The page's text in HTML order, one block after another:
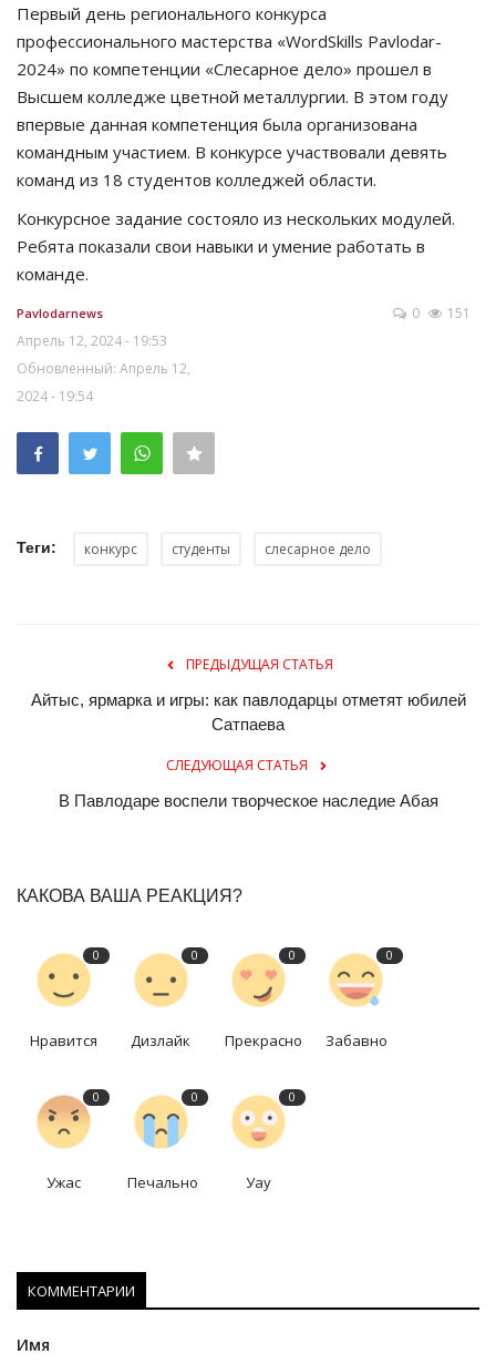
Первый день регионального конкурса
профессионального мастерства «WordSkills Pavlodar-
2024» по компетенции «Слесарное дело» прошел в
Высшем колледже цветной металлургии. В этом году
впервые данная компетенция была организована
командным участием. В конкурсе участвовали девять
команд из 18 студентов колледжей области.
Конкурсное задание состояло из нескольких модулей.
Ребята показали свои навыки и умение работать в
команде.
Pavlodarnews
Апрель 12, 2024 - 19:53
Обновленный: Апрель 12,
2024 - 19:54
0 151
Теги: конкурс студенты слесарное дело
ПРЕДЫДУЩАЯ СТАТЬЯ
Айтыс, ярмарка и игры: как павлодарцы отметят юбилей
Сатпаева
СЛЕДУЮЩАЯ СТАТЬЯ
В Павлодаре воспели творческое наследие Абая
КАКОВА ВАША РЕАКЦИЯ?
0
Нравится
0
Дизлайк
0
Прекрасно
0
Забавно
0
Ужас
0
Печально
0
Уау
КОММЕНТАРИИ
Имя